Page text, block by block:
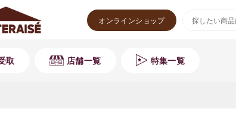
オンラインショップ
取 店舗一覧 特集一覧